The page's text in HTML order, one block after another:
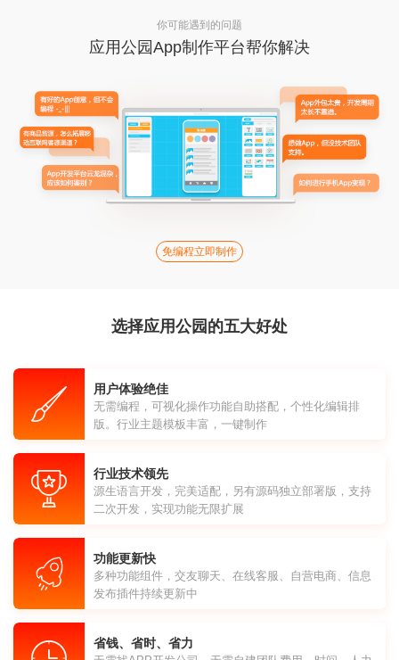
你可能遇到的问题
应用公园App制作平台帮你解决
免编程立即制作
选择应用公园的五大好处
用户体验绝佳
无需编程，可视化操作功能自助搭配，个性化编辑排
版。行业主题模板丰富，一键制作
行业技术领先
源生语言开发，完美适配，另有源码独立部署版，支持
二次开发，实现功能无限扩展
功能更新快
多种功能组件，交友聊天、在线客服、自营电商、信息
发布插件持续更新中
省钱、省时、省力